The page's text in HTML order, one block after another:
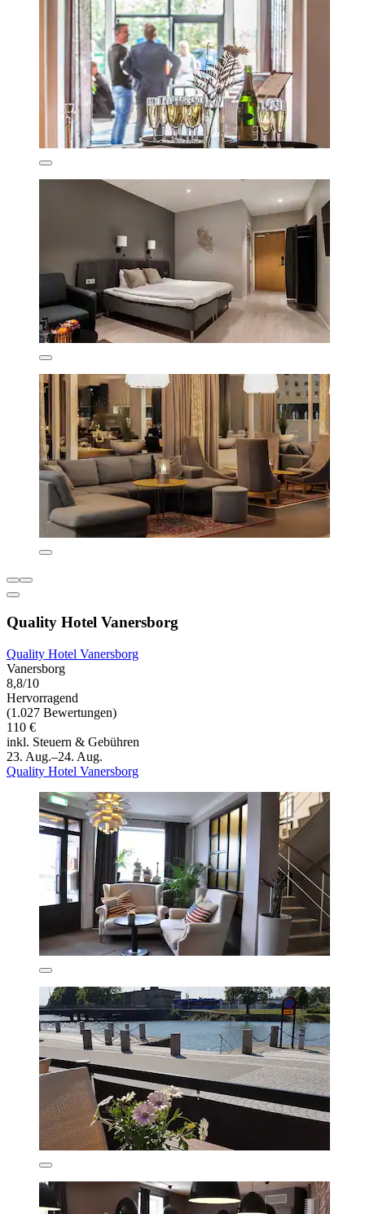
Quality Hotel Vanersborg
Quality Hotel Vanersborg
Vanersborg
8,8/10
Hervorragend
(1.027 Bewertungen)
110 €
inkl. Steuern & Gebühren
23. Aug.–24. Aug.
Quality Hotel Vanersborg